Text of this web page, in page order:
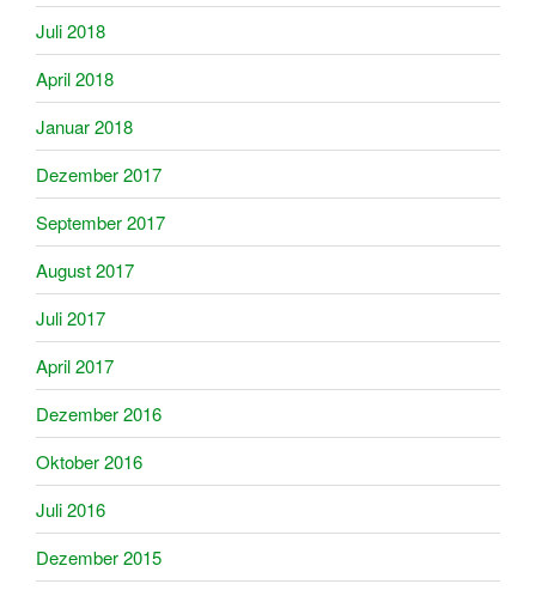
Juli 2018
April 2018
Januar 2018
Dezember 2017
September 2017
August 2017
Juli 2017
April 2017
Dezember 2016
Oktober 2016
Juli 2016
Dezember 2015